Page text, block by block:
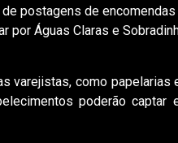
postagens de
por Águas Claras e
varejistas, como
poderão